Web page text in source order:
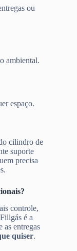
ou
ambiental.
espaço.
cilindro de
suporte
precisa
controle,
é a
as entregas
quiser.